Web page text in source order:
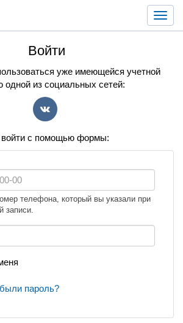
Войти
уже имеющейся учетной
одной из социальных сетей:
войти с помощью формы:
телефона, который вы указали при
записи.
пароль?